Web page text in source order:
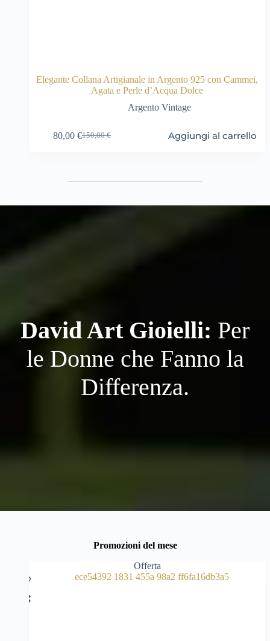
Elegante Collana Artigianale in Argento 925 con Cammei,
Agata e Perle d’Acqua Dolce
Argento Vintage
150,00€
Il
150,00 €.
80,00 €Il
80,00 €.
Aggiungi al carrello
David Art Gioielli: Per
le Donne che Fanno la
Differenza.
Promozioni del mese
Offerta